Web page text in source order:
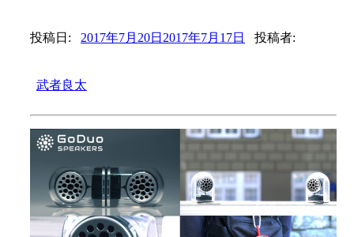
投稿日: 2017年7月20日 2017年7月17日 投稿者:
武者良太